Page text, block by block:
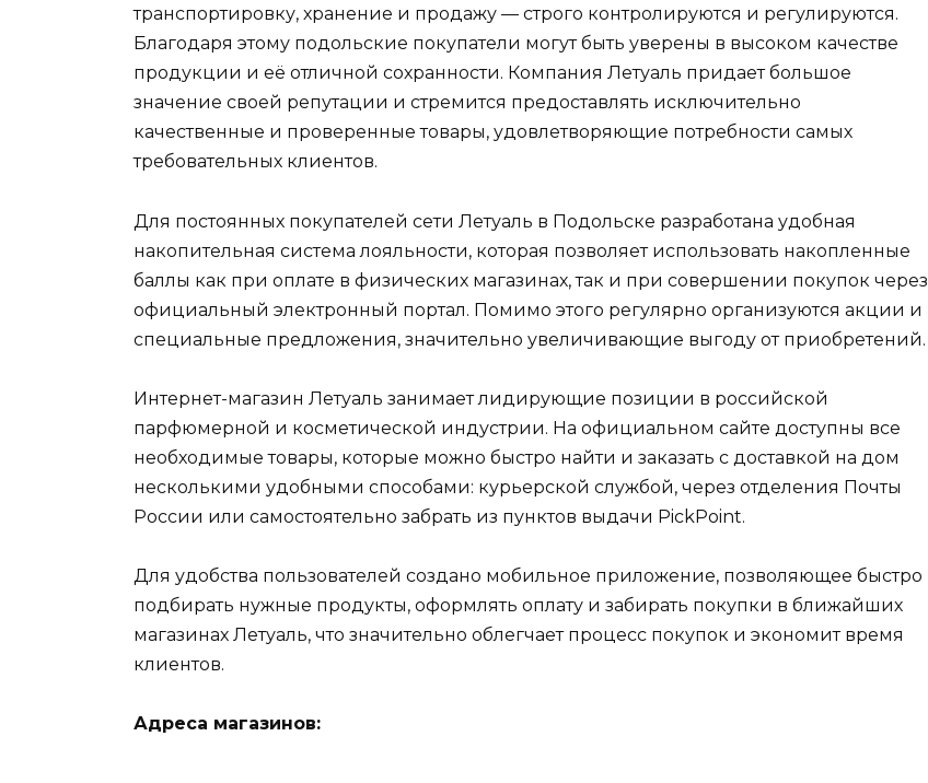
транспортировку, хранение и продажу — строго контролируются и регулируются.
Благодаря этому подольские покупатели могут быть уверены в высоком качестве
продукции и её отличной сохранности. Компания Летуаль придает большое
значение своей репутации и стремится предоставлять исключительно
качественные и проверенные товары, удовлетворяющие потребности самых
требовательных клиентов.
Для постоянных покупателей сети Летуаль в Подольске разработана удобная
накопительная система лояльности, которая позволяет использовать накопленные
баллы как при оплате в физических магазинах, так и при совершении покупок через
официальный электронный портал. Помимо этого регулярно организуются акции и
специальные предложения, значительно увеличивающие выгоду от приобретений.
Интернет-магазин Летуаль занимает лидирующие позиции в российской
парфюмерной и косметической индустрии. На официальном сайте доступны все
необходимые товары, которые можно быстро найти и заказать с доставкой на дом
несколькими удобными способами: курьерской службой, через отделения Почты
России или самостоятельно забрать из пунктов выдачи PickPoint.
Для удобства пользователей создано мобильное приложение, позволяющее быстро
подбирать нужные продукты, оформлять оплату и забирать покупки в ближайших
магазинах Летуаль, что значительно облегчает процесс покупок и экономит время
клиентов.
Адреса магазинов: